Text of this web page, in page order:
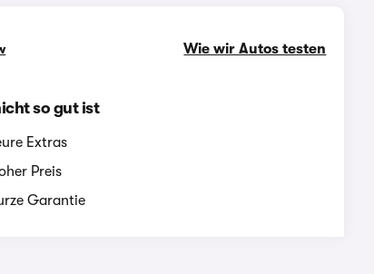
Wie wir Autos testen
so gut ist
Extras
Preis
Garantie